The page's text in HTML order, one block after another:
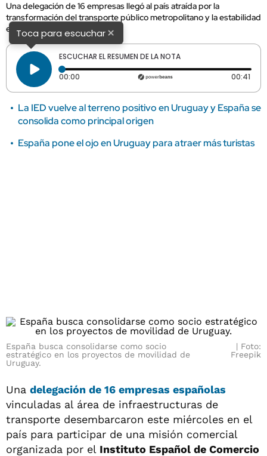
Una delegación de 16 empresas llegó al país atraída por la
transformación del transporte público metropolitano y la estabilidad
económica.
Toca para escuchar×
ESCUCHAR EL RESUMEN DE LA NOTA
00:00 Tiempo transcurrido: 0 segundos 00:41
La IED vuelve al terreno positivo en Uruguay y España se
consolida como principal origen
España pone el ojo en Uruguay para atraer más turistas
España busca consolidarse como socio
estratégico en los proyectos de movilidad de
Uruguay.
Foto:
Freepik
Una delegación de 16 empresas españolas
vinculadas al área de infraestructuras de
transporte desembarcaron este miércoles en el
país para participar de una misión comercial
organizada por el Instituto Español de Comercio